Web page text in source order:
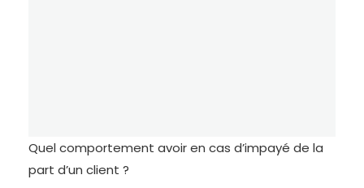
Quel comportement avoir en cas d’impayé de la
part d’un client ?